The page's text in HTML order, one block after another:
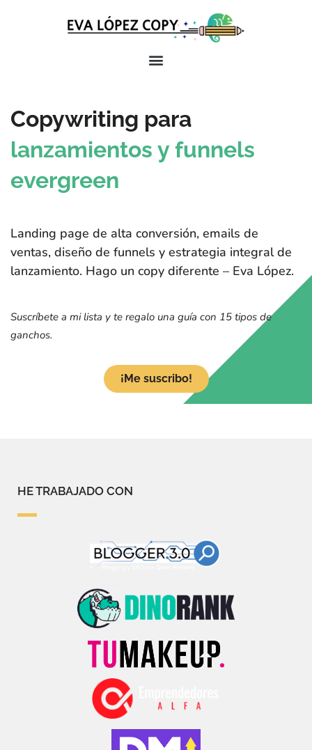
Copywriting para
lanzamientos y funnels
evergreen
Landing page de alta conversión, emails de
ventas, diseño de funnels y estrategia integral de
lanzamiento. Hago un copy diferente – Eva López.
Suscríbete a mi lista y te regalo una guía con 15 tipos de
ganchos.
¡Me suscribo!
HE TRABAJADO CON